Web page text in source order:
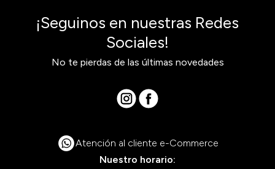
¡Seguinos en nuestras Redes
Sociales!
No te pierdas de las últimas novedades
Atención al cliente e-Commerce
Nuestro horario: